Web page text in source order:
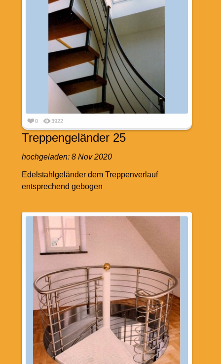
0 3922
Treppengeländer 25
hochgeladen: 8 Nov 2020
Edelstahlgeländer dem Treppenverlauf
entsprechend gebogen